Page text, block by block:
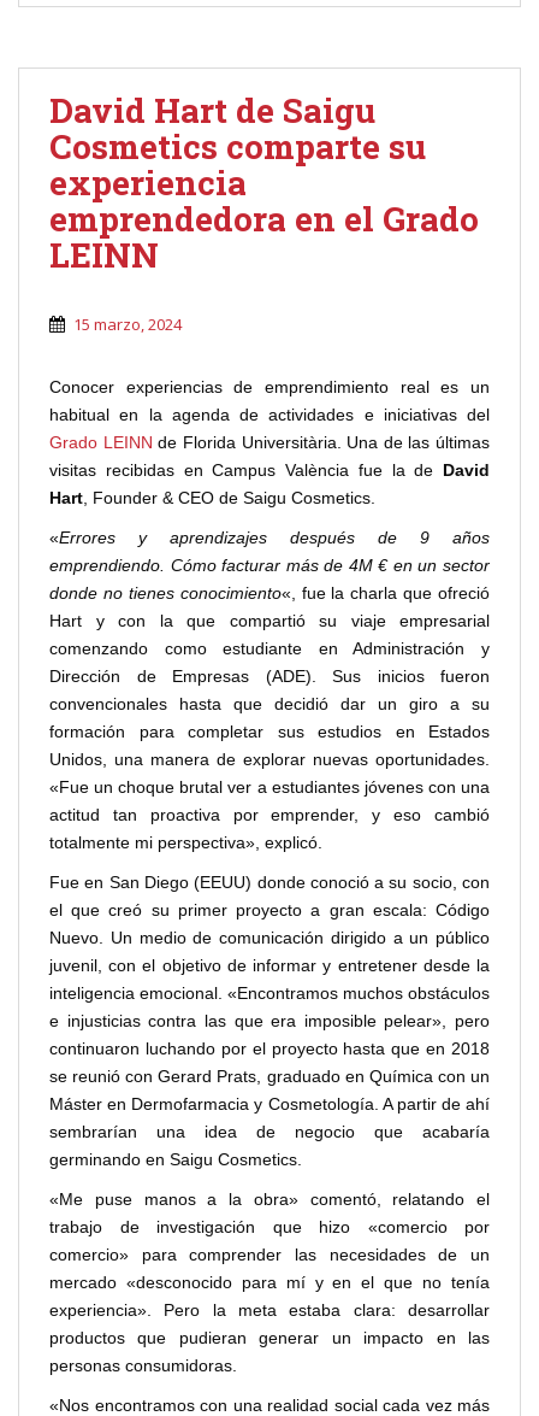
David Hart de Saigu
Cosmetics comparte su
experiencia
emprendedora en el Grado
LEINN
15 marzo, 2024
Conocer experiencias de emprendimiento real es un
habitual en la agenda de actividades e iniciativas del
Grado LEINN de Florida Universitària. Una de las últimas
visitas recibidas en Campus València fue la de David
Hart , Founder & CEO de Saigu Cosmetics.
«Errores y aprendizajes después de 9 años
emprendiendo. Cómo facturar más de 4M € en un sector
donde no tienes conocimiento«, fue la charla que ofreció
Hart y con la que compartió su viaje empresarial
comenzando como estudiante en Administración y
Dirección de Empresas (ADE). Sus inicios fueron
convencionales hasta que decidió dar un giro a su
formación para completar sus estudios en Estados
Unidos, una manera de explorar nuevas oportunidades.
«Fue un choque brutal ver a estudiantes jóvenes con una
actitud tan proactiva por emprender, y eso cambió
totalmente mi perspectiva», explicó.
Fue en San Diego (EEUU) donde conoció a su socio, con
el que creó su primer proyecto a gran escala: Código
Nuevo. Un medio de comunicación dirigido a un público
juvenil, con el objetivo de informar y entretener desde la
inteligencia emocional. «Encontramos muchos obstáculos
e injusticias contra las que era imposible pelear», pero
continuaron luchando por el proyecto hasta que en 2018
se reunió con Gerard Prats, graduado en Química con un
Máster en Dermofarmacia y Cosmetología. A partir de ahí
sembrarían una idea de negocio que acabaría
germinando en Saigu Cosmetics.
«Me puse manos a la obra» comentó, relatando el
trabajo de investigación que hizo «comercio por
comercio» para comprender las necesidades de un
mercado «desconocido para mí y en el que no tenía
experiencia». Pero la meta estaba clara: desarrollar
productos que pudieran generar un impacto en las
personas consumidoras.
«Nos encontramos con una realidad social cada vez más